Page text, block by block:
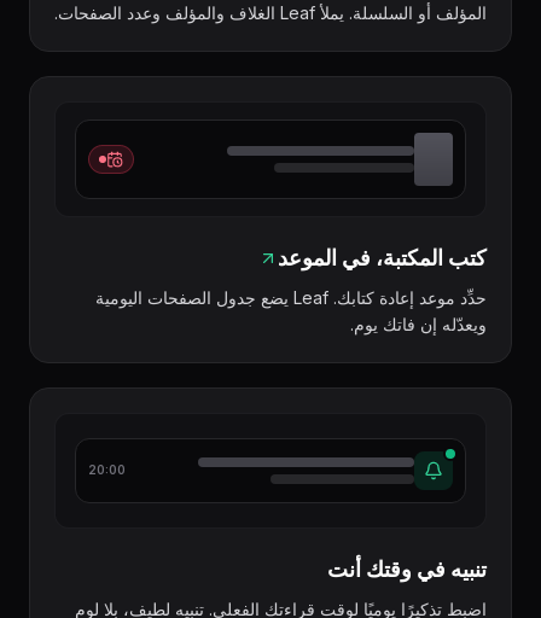
المؤلف أو السلسلة. يملأ Leaf الغلاف والمؤلف وعدد الصفحات.
كتب المكتبة، في الموعد
حدِّد موعد إعادة كتابك. Leaf يضع جدول الصفحات اليومية
ويعدّله إن فاتك يوم.
20:00
تنبيه في وقتك أنت
اضبط تذكيرًا يوميًا لوقت قراءتك الفعلي. تنبيه لطيف، بلا لوم